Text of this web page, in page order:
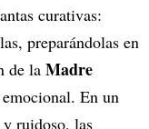
curativas:
preparándolas en
de la Madre
En un
ruidoso, las